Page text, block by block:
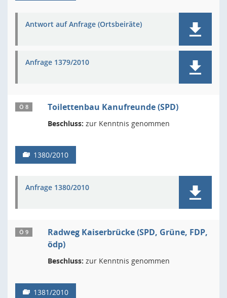
Antwort auf Anfrage (Ortsbeiräte)
Anfrage 1379/2010
Ö 8 Toilettenbau Kanufreunde (SPD)
Beschluss: zur Kenntnis genommen
1380/2010
Anfrage 1380/2010
Ö 9
Radweg Kaiserbrücke (SPD, Grüne, FDP,
ödp)
Beschluss: zur Kenntnis genommen
1381/2010